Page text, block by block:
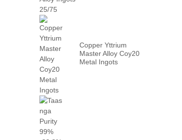
Copper Yttrium
Master Alloy Coy20
Metal Ingots